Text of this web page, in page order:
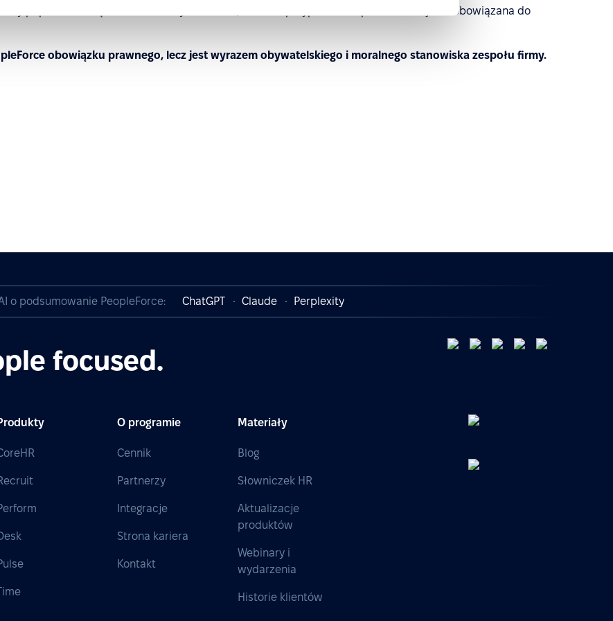
poprzez usunięcie swoich danych z konta, w takim przypadku PeopleForce nie jest zobowiązana do
obowiązku prawnego, lecz jest wyrazem obywatelskiego i moralnego stanowiska zespołu firmy.
o podsumowanie PeopleForce: ChatGPT Claude Perplexity
focused.
O programie
Cennik
Partnerzy
Integracje
Strona kariera
Kontakt
Materiały
Blog
Słowniczek HR
Aktualizacje
produktów
Webinary i
wydarzenia
Historie klientów